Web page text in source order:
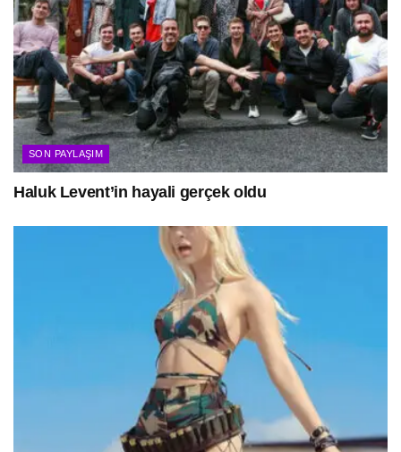
SON PAYLAŞIM
Haluk Levent’in hayali gerçek oldu